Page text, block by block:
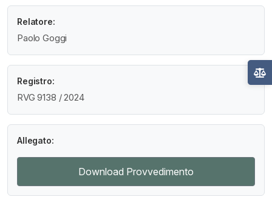
Relatore:
Paolo Goggi
Registro:
RVG 9138 / 2024
Allegato:
Download Provvedimento